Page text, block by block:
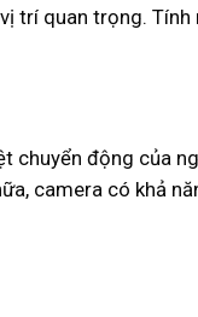
trí quan trọng. Tính
chuyển động của
camera có khả